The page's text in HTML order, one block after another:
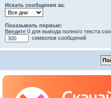
Искать сообщения за:
Показывать первые:
Введите 0 для вывода полного текста
символов сообщений